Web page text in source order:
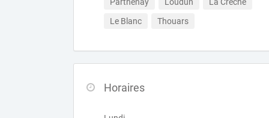
Le Blanc
Thouars
Horaires